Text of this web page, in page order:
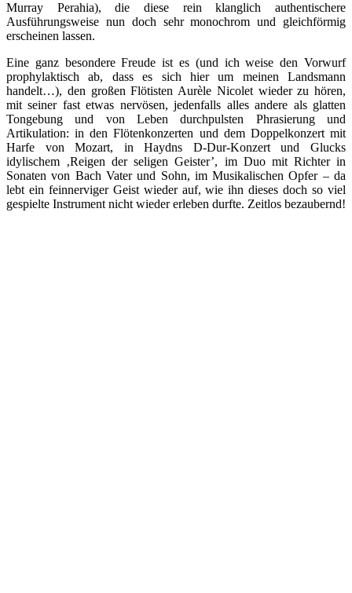
Murray Perahia), die diese rein klanglich authentischere
Ausführungsweise nun doch sehr monochrom und gleichförmig
erscheinen lassen.
Eine ganz besondere Freude ist es (und ich weise den Vorwurf
prophylaktisch ab, dass es sich hier um meinen Landsmann
handelt…), den großen Flötisten Aurèle Nicolet wieder zu hören,
mit seiner fast etwas nervösen, jedenfalls alles andere als glatten
Tongebung und von Leben durchpulsten Phrasierung und
Artikulation: in den Flötenkonzerten und dem Doppelkonzert mit
Harfe von Mozart, in Haydns D-Dur-Konzert und Glucks
idylischem ‚Reigen der seligen Geister’, im Duo mit Richter in
Sonaten von Bach Vater und Sohn, im Musikalischen Opfer – da
lebt ein feinnerviger Geist wieder auf, wie ihn dieses doch so viel
gespielte Instrument nicht wieder erleben durfte. Zeitlos bezaubernd!